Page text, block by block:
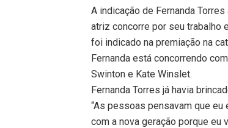
A indicação de Fernanda
atriz concorre por seu trabalho
foi indicado na premiação na
Fernanda está concorrendo
Swinton e Kate Winslet.
Fernanda Torres já havia
“As pessoas pensavam que
com a nova geração porque eu